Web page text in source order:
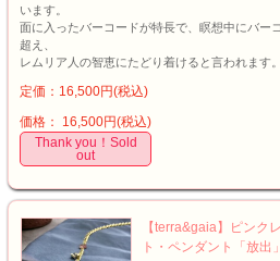
います。
面に入ったバーコードが特長で、瞑想中にバー
超え、
レムリア人の智恵にたどり着けると言われます。
定価：16,500円(税込)
価格： 16,500円(税込)
Thank you！Sold
out
【terra&gaia】ピンク
ト・ペンダント「放出